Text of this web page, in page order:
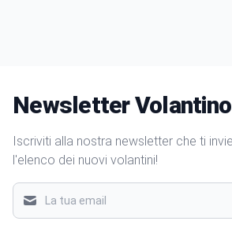
Newsletter
Iscriviti alla nostra newsletter che ti
l'elenco dei nuovi volantini!